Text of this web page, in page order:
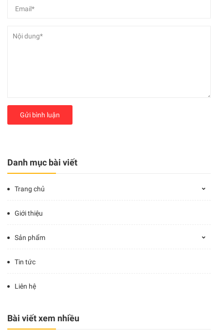
Danh mục bài viết
Trang chủ
Giới thiệu
Sản phẩm
Tin tức
Liên hệ
Bài viết xem nhiều
Gửi bình luận